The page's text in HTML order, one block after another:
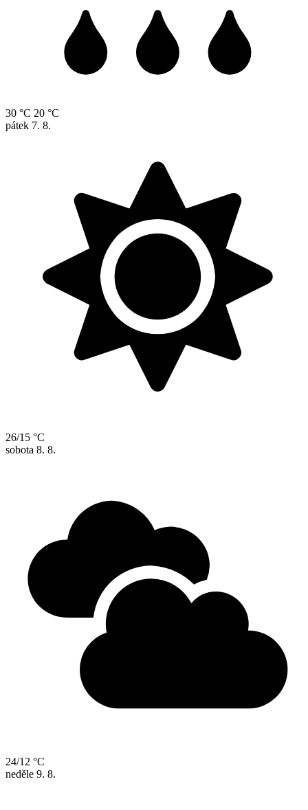
30 °C 20 °C
pátek 7. 8.
26/15 °C
sobota 8. 8.
24/12 °C
neděle 9. 8.